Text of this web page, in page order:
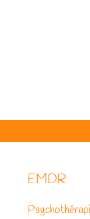
EMDR